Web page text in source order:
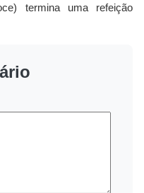
termina uma refeição